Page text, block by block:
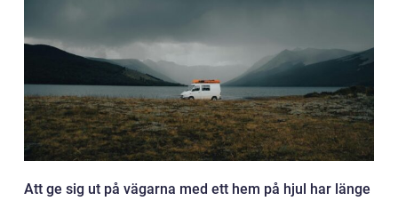
Att ge sig ut på vägarna med ett hem på hjul har länge